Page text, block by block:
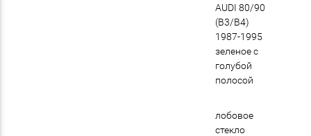
AUDI 80/90
(B3/B4)
1987-1995
зеленое с
голубой
полосой
лобовое
стекло